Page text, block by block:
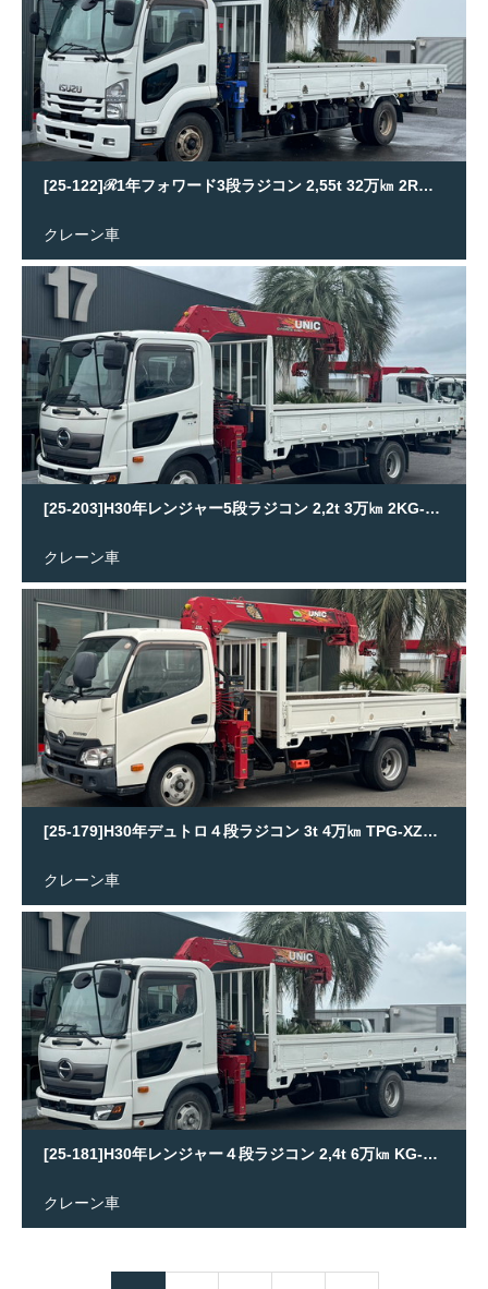
[25-122]ℛ1年フォワード3段ラジコン 2,55t 32万㎞ 2RG-FRR90S2
クレーン車
[25-203]H30年レンジャー5段ラジコン 2,2t 3万㎞ 2KG-FC2ABA
クレーン車
[25-179]H30年デュトロ４段ラジコン 3t 4万㎞ TPG-XZU650M
クレーン車
[25-181]H30年レンジャー４段ラジコン 2,4t 6万㎞ KG-FC2ABA
クレーン車